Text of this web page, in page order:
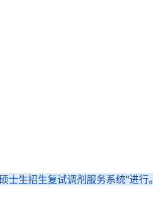
生招生复试调剂服务系统"进行。